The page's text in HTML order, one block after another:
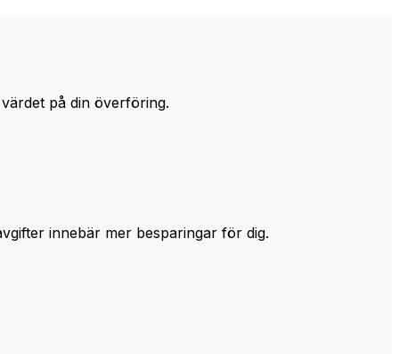
på din överföring.
innebär mer besparingar för dig.